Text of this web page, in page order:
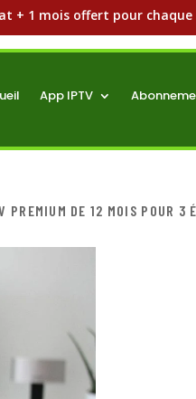
+ 1 mois offert pour
App IPTV
PREMIUM DE 12 MOIS POUR 3